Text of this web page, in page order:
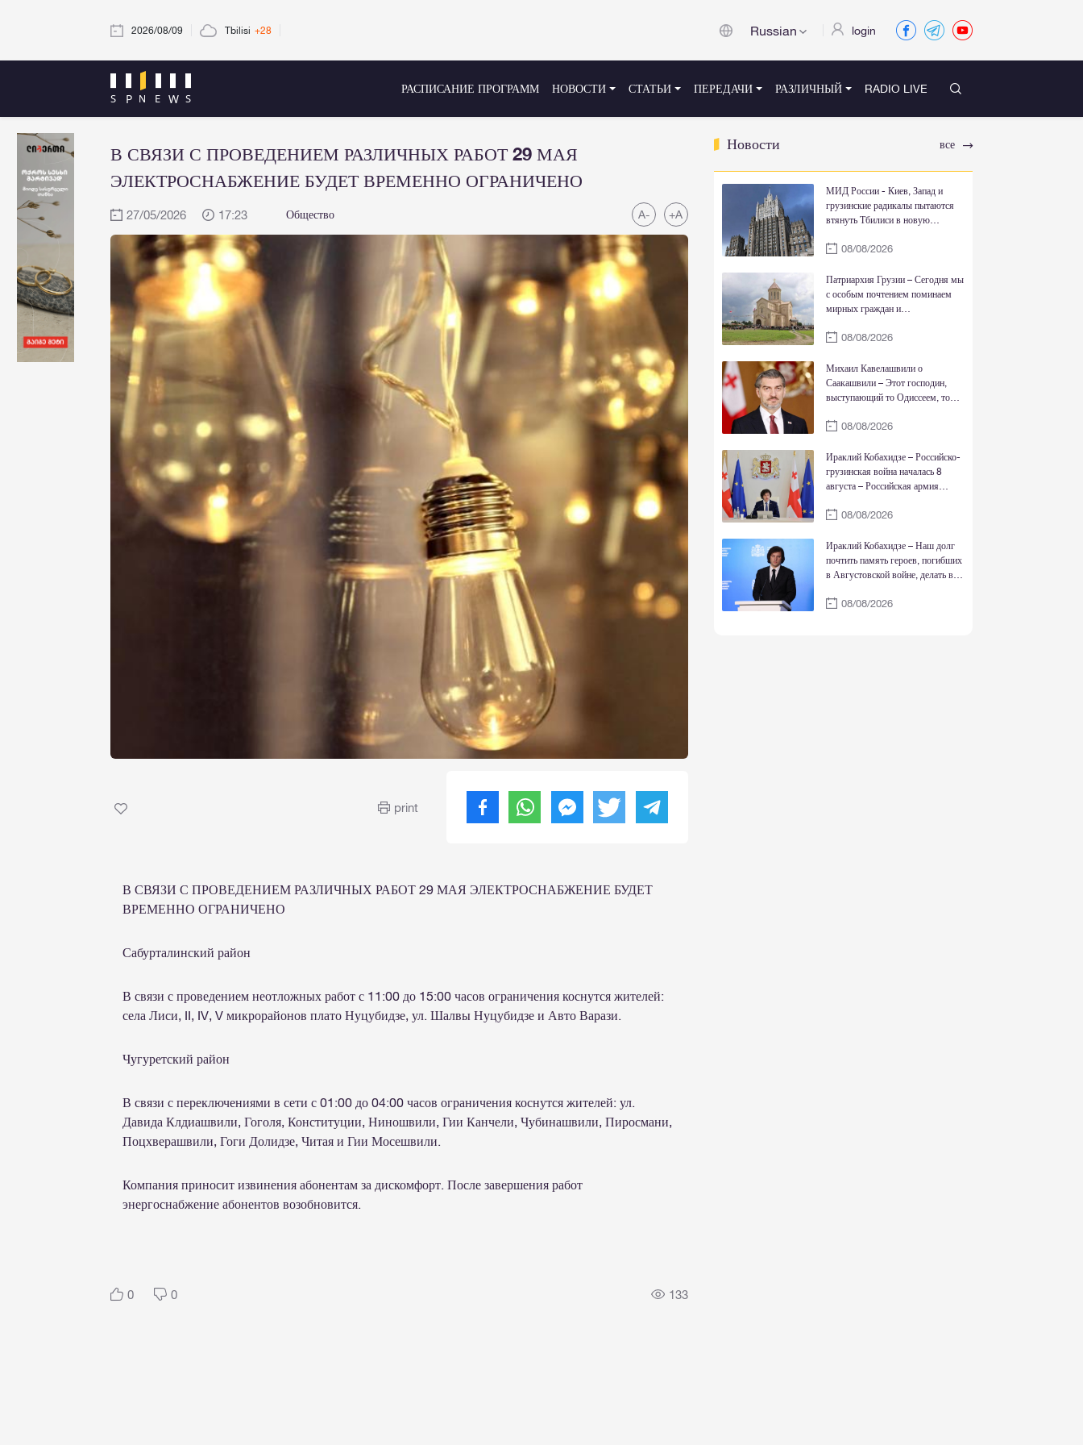
2026/08/09 Tbilisi +28 Russian login
РАСПИСАНИЕ ПРОГРАММ НОВОСТИ СТАТЬИ ПЕРЕДАЧИ РАЗЛИЧНЫЙ RADIO LIVE
В СВЯЗИ С ПРОВЕДЕНИЕМ РАЗЛИЧНЫХ РАБОТ 29 МАЯ
ЭЛЕКТРОСНАБЖЕНИЕ БУДЕТ ВРЕМЕННО ОГРАНИЧЕНО
27/05/2026 17:23 Общество A- +A
print
В СВЯЗИ С ПРОВЕДЕНИЕМ РАЗЛИЧНЫХ РАБОТ 29 МАЯ ЭЛЕКТРОСНАБЖЕНИЕ БУДЕТ
ВРЕМЕННО ОГРАНИЧЕНО
Сабурталинский район
В связи с проведением неотложных работ с 11:00 до 15:00 часов ограничения коснутся жителей:
села Лиси, II, IV, V микрорайонов плато Нуцубидзе, ул. Шалвы Нуцубидзе и Авто Варази.
Чугуретский район
В связи с переключениями в сети с 01:00 до 04:00 часов ограничения коснутся жителей: ул.
Давида Клдиашвили, Гоголя, Конституции, Ниношвили, Гии Канчели, Чубинашвили, Пиросмани,
Поцхверашвили, Гоги Долидзе, Читая и Гии Мосешвили.
Компания приносит извинения абонентам за дискомфорт. После завершения работ
энергоснабжение абонентов возобновится.
0 0 133
Новости все
МИД России - Киев, Запад и
грузинские радикалы пытаются
втянуть Тбилиси в новую
Кавказе08/08/2026
Патриархия Грузии – Сегодня мы
с особым почтением поминаем
мирных граждан и
пожертвовавших своими
достоинства страны
08/08/2026
Михаил Кавелашвили о
Саакашвили – Этот господин,
выступающий то Одиссеем, то
Чавчавадзе и Давидом-
является жалкой, трусливой
личностью
08/08/2026
Ираклий Кобахидзе – Российско-
грузинская война началась 8
августа – Российская армия
соответствующее заявление
То, что случилось 7 августа, это
то, что режим Саакашвили
обстрелял Цхинвали
08/08/2026
Ираклий Кобахидзе – Наш долг
почтить память героев, погибших
в Августовской войне, делать все
восстановления территориальной
08/08/2026